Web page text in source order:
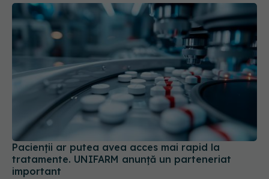
Pacienții ar putea avea acces mai rapid la
tratamente. UNIFARM anunță un parteneriat
important